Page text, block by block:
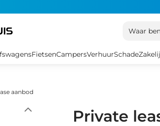
Waar
FietsenCampersVerhuurSchade
aanbod
Private